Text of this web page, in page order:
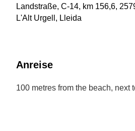
Landstraße, C-14, km 156,6,
L'Alt Urgell, Lleida
Anreise
100 metres from the beach, next